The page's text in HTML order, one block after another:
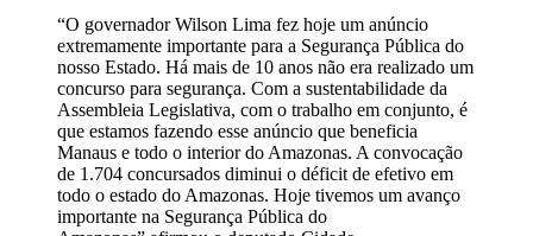
“O governador Wilson Lima fez hoje um anúncio
extremamente importante para a Segurança Pública do
nosso Estado. Há mais de 10 anos não era realizado um
concurso para segurança. Com a sustentabilidade da
Assembleia Legislativa, com o trabalho em conjunto, é
que estamos fazendo esse anúncio que beneficia
Manaus e todo o interior do Amazonas. A convocação
de 1.704 concursados diminui o déficit de efetivo em
todo o estado do Amazonas. Hoje tivemos um avanço
importante na Segurança Pública do